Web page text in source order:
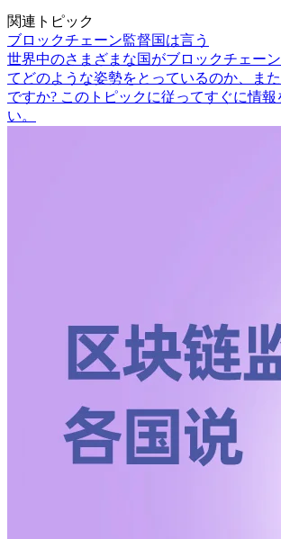
関連トピック
ブロックチェーン監督国は言う
世界中のさまざまな国がブロックチェー
てどのような姿勢をとっているのか、ま
ですか? このトピックに従ってすぐに情報
い。